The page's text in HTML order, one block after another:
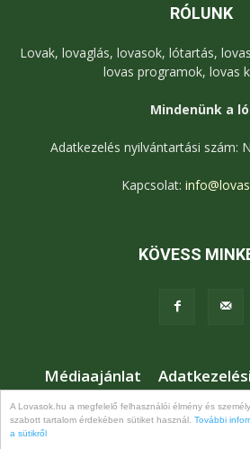
A Lovasok.hu a megfelelő felhasználói élmény és
szabott tartalom érdekében sütiket használ. További
a sütikről
RÓLUNK
Lovak, lovaglás, lovasok, lótartás,
lovas programok, lovas
Mindenünk a
Adatkezelés nyilvántartási szám:
Kapcsolat:
KÖVESS
Médiaajánlat
Jogi nyilatkozat
Karrier
© Lovasok.hu